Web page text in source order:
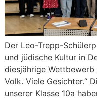
Der Leo-Trepp-
und jüdis­che Kul­tur in
diesjährige
Volk. Viele Gesichter.“
unser­er Klasse 10a